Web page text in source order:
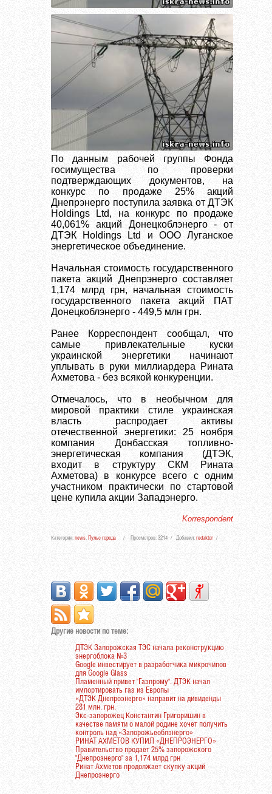
По данным рабочей группы Фонда
госимущества по проверки
подтверждающих документов, на
конкурс по продаже 25% акций
Днепрэнерго поступила заявка от ДТЭК
Holdings Ltd, на конкурс по продаже
40,061% акций Донецкоблэнерго - от
ДТЭК Holdings Ltd и ООО Луганское
энергетическое объединение.
Начальная стоимость государственного
пакета акций Днепрэнерго составляет
1,174 млрд грн, начальная стоимость
государственного пакета акций ПАТ
Донецкоблэнерго - 449,5 млн грн.
Ранее Корреспондент сообщал, что
самые привлекательные куски
украинской энергетики начинают
уплывать в руки миллиардера Рината
Ахметова - без всякой конкуренции.
Отмечалось, что в необычном для
мировой практики стиле украинская
власть распродает активы
отечественной энергетики: 25 ноября
компания Донбасская топливно-
энергетическая компания (ДТЭК,
входит в структуру СКМ Рината
Ахметова) в конкурсе всего с одним
участником практически по стартовой
цене купила акции Западэнерго.
Korrespondent
Категория: news, Пульс города Просмотров: 3214 Добавил: redaktor
Другие новости по теме:
ДТЭК Запорожская ТЭС начала реконструкцию
энергоблока №3
Google инвестирует в разработчика микрочипов
для Google Glass
Пламенный привет "Газпрому". ДТЭК начал
импортировать газ из Европы
«ДТЭК Днепроэнерго» направит на дивиденды
281 млн. грн.
Экс-запорожец Константин Григоришин в
качестве памяти о малой родине хочет получить
контроль над «Запорожьеоблэнерго»
РИНАТ АХМЕТОВ КУПИЛ «ДНЕПРОЭНЕРГО»
Правительство продает 25% запорожского
"Днепроэнерго" за 1,174 млрд грн
Ринат Ахметов продолжает скупку акций
Днепроэнерго